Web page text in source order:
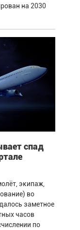
на 2030
спад
экипаж,
во
заметное
часов
по